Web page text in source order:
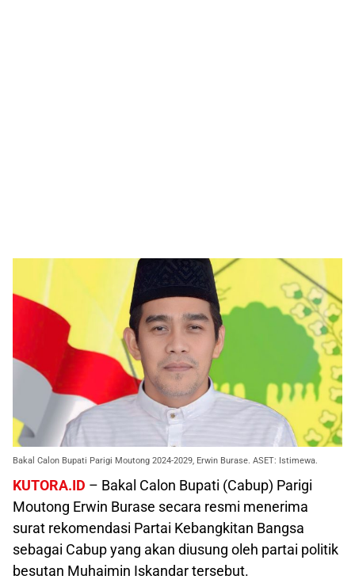
Bakal Calon Bupati Parigi Moutong 2024-2029, Erwin Burase. ASET: Istimewa.
KUTORA.ID – Bakal Calon Bupati (Cabup) Parigi
Moutong Erwin Burase secara resmi menerima
surat rekomendasi Partai Kebangkitan Bangsa
sebagai Cabup yang akan diusung oleh partai politik
besutan Muhaimin Iskandar tersebut.